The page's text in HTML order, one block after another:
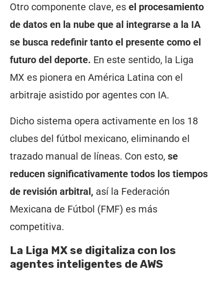
Otro componente clave, es el procesamiento
de datos en la nube que al integrarse a la IA
se busca redefinir tanto el presente como el
futuro del deporte. En este sentido, la Liga
MX es pionera en América Latina con el
arbitraje asistido por agentes con IA.
Dicho sistema opera activamente en los 18
clubes del fútbol mexicano, eliminando el
trazado manual de líneas. Con esto, se
reducen significativamente todos los tiempos
de revisión arbitral, así la Federación
Mexicana de Fútbol (FMF) es más
competitiva.
La Liga MX se digitaliza con los
agentes inteligentes de AWS